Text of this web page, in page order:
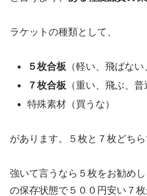
ラケットの種類として、
５枚合板 （軽い、飛ばない
７枚合板 （重い、飛ぶ、普
特殊素材（買うな）
があります。５枚と７枚どちら
強いて言うなら５枚をお勧め
の保存状態で５００円安い７